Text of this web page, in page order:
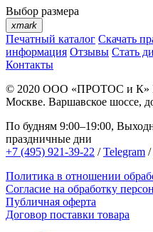
Выбор размера
xmark
Печатный каталог Скачать
информация Отзывы Стать
Контакты
© 2020 ООО «ПРОТОС и К»
Москве. Варшавское шоссе,
По будням 9:00–19:00,
праздничные дни
+7 (495) 921-39-22 /Telegram /
Политика в отношении
Согласие на обработку
Публичная оферта
Договор поставки товара